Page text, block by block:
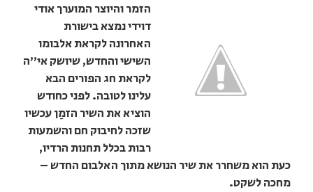
הזמר והיוצר המוערך אודי
דוידי נמצא בישורת
האחרונה לקראת אלבומו
השישי והחדש, שיושק אי"ה
לקראת חג הפורים הבא
עלינו לטובה. לפני כחודש
הוציא את השיר הזמַן עכשיו
שזכה לחיבוק חם והשמעות
רבות בכלל תחנות הרדיו,
כעת הוא משחרר את שיר הנושא מתוך האלבום החדש –
מחכה לשקט.